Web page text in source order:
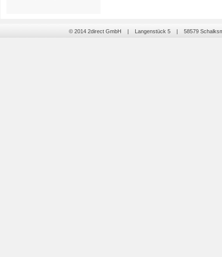
© 2014 2direct GmbH | Langenstück 5 | 58579